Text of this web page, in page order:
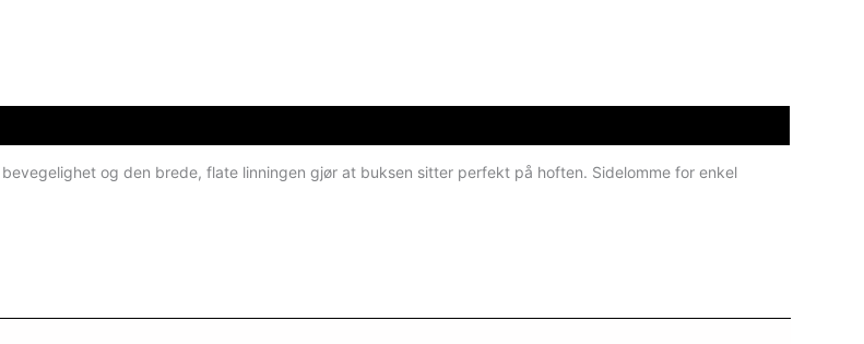
og den brede, flate linningen gjør at buksen sitter perfekt på hoften. Sidelomme for enkel